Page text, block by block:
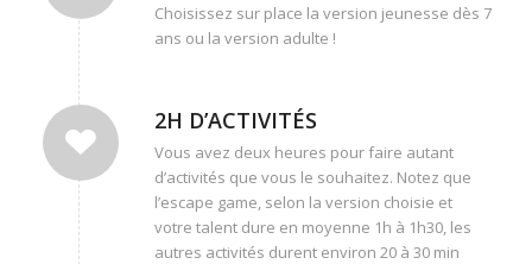
Choisissez sur place la version jeunesse dès 7
ans ou la version adulte !
2H D’ACTIVITÉS
Vous avez deux heures pour faire autant
d’activités que vous le souhaitez. Notez que
l’escape game, selon la version choisie et
votre talent dure en moyenne 1h à 1h30, les
autres activités durent environ 20 à 30 min